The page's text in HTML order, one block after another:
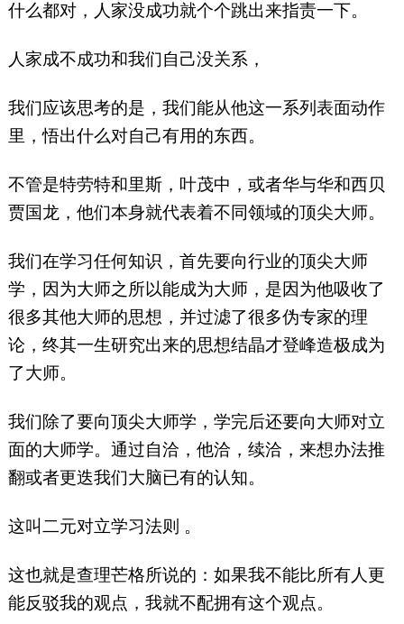
什么都对，人家没成功就个个跳出来指责一下。
人家成不成功和我们自己没关系，
我们应该思考的是，我们能从他这一系列表面动作
里，悟出什么对自己有用的东西。
不管是特劳特和里斯，叶茂中，或者华与华和西贝
贾国龙，他们本身就代表着不同领域的顶尖大师。
我们在学习任何知识，首先要向行业的顶尖大师
学，因为大师之所以能成为大师，是因为他吸收了
很多其他大师的思想，并过滤了很多伪专家的理
论，终其一生研究出来的思想结晶才登峰造极成为
了大师。
我们除了要向顶尖大师学，学完后还要向大师对立
面的大师学。通过自洽，他洽，续洽，来想办法推
翻或者更迭我们大脑已有的认知。
这叫二元对立学习法则 。
这也就是查理芒格所说的：如果我不能比所有人更
能反驳我的观点，我就不配拥有这个观点。